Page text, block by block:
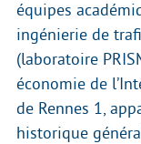
équipes
ingénierie de
(laboratoire
économie de
de Rennes 1,
historique